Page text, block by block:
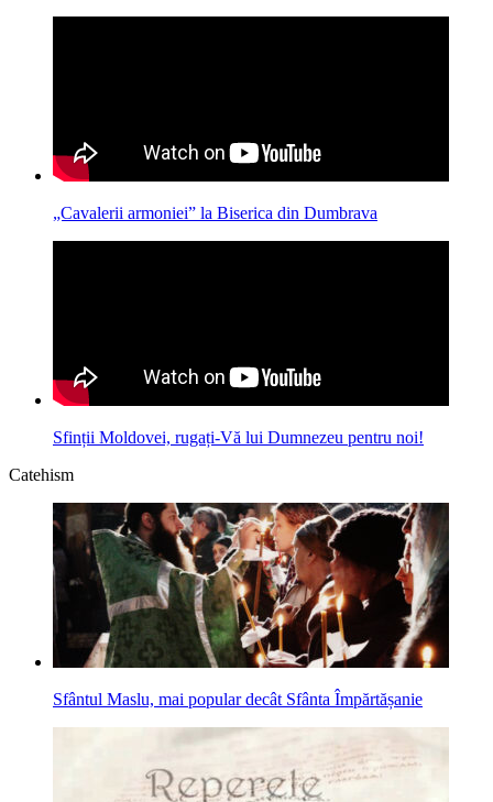
„Cavalerii armoniei” la Biserica din Dumbrava
Sfinții Moldovei, rugați-Vă lui Dumnezeu pentru noi!
Catehism
Sfântul Maslu, mai popular decât Sfânta Împărtășanie